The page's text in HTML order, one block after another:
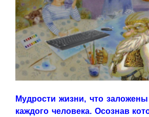
Мудрости жизни, что
каждого человека. Осознав